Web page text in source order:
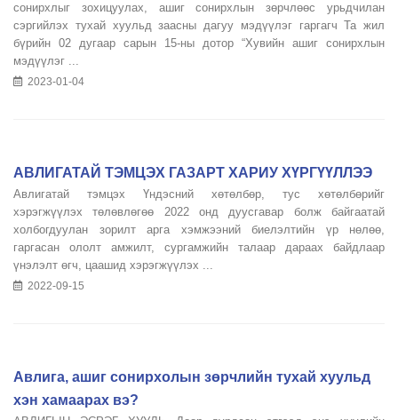
сонирхлыг зохицуулах, ашиг сонирхлын зөрчлөөс урьдчилан
сэргийлэх тухай хуульд заасны дагуу мэдүүлэг гаргагч Та жил
бүрийн 02 дугаар сарын 15-ны дотор “Хувийн ашиг сонирхлын
мэдүүлэг ...
2023-01-04
АВЛИГАТАЙ ТЭМЦЭХ ГАЗАРТ ХАРИУ ХҮРГҮҮЛЛЭЭ
Авлигатай тэмцэх Үндэсний хөтөлбөр, тус хөтөлбөрийг
хэрэгжүүлэх төлөвлөгөө 2022 онд дуусгавар болж байгаатай
холбогдуулан зорилт арга хэмжээний биелэлтийн үр нөлөө,
гаргасан ололт амжилт, сургамжийн талаар дараах байдлаар
үнэлэлт өгч, цаашид хэрэгжүүлэх ...
2022-09-15
Авлига, ашиг сонирхолын зөрчлийн тухай хуульд
хэн хамаарах вэ?